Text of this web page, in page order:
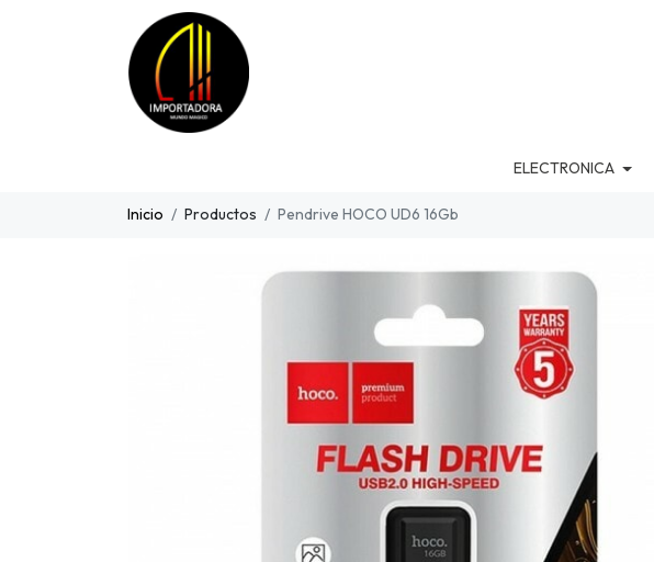
ELECTRONICA
Inicio Productos Pendrive HOCO UD6 16Gb